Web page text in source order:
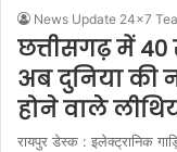
News Update 24x7
छत्तीसगढ़ में
अब दुनिया की
होने वाले
रायपुर डेस्क : इलेक्ट्रानिक